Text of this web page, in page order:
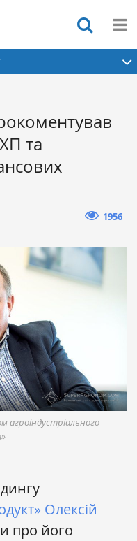
та
1956
агроіндустріального
Олексій
про його